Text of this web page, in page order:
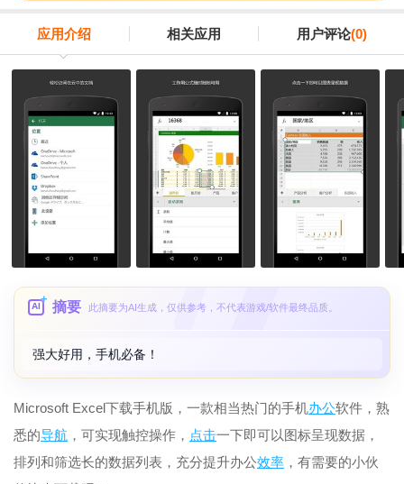
应用介绍 相关应用 用户评论(0)
AI 摘要 此摘要为AI生成，仅供参考，不代表游戏/软件最终品质。
强大好用，手机必备！
Microsoft Excel下载手机版，一款相当热门的手机办公软件，熟
悉的导航 ，可实现触控操作， 点击一下即可以图标呈现数据，
排列和筛选长的数据列表，充分提升办公效率 ，有需要的小伙